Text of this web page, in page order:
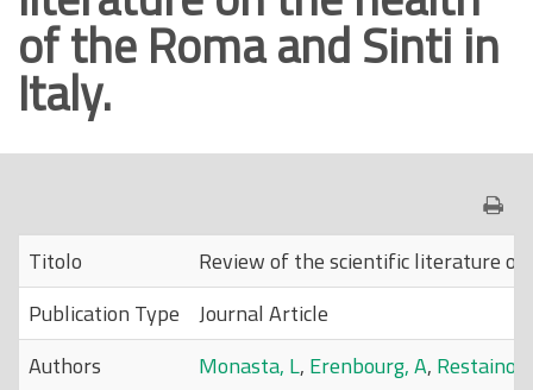
n
of the Roma and Sinti in
Italy.
Titolo
Review of the scientific literature
Publication Type
Journal Article
Authors
Monasta, L, Erenbourg, A, Restaino,